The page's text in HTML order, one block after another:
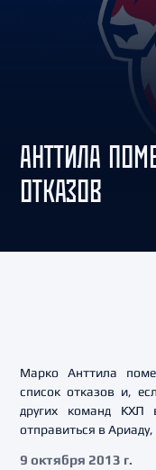
АНТТИЛА
ОТКАЗОВ
Марко Анттила
список отказов и,
других команд КХЛ
отправиться в
9 октября 2013 г.